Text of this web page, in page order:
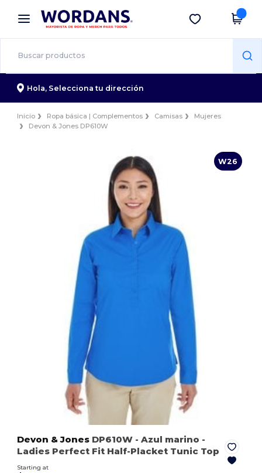
× App de Wordans
¡Mejores precios en app!
Descargar app
Hola, Selecciona tu dirección
Inicio Ropa básica | Complementos Camisas
Mujeres
Devon & Jones DP610W
W26
Devon & Jones DP610W - Azul marino -
Ladies Perfect Fit Half-Placket Tunic Top
Starting at